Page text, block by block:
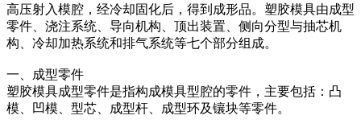
高压射入模腔，经冷却固化后，得到成形品。塑胶模具由成型
零件、浇注系统、导向机构、顶出装置、侧向分型与抽芯机
构、冷却加热系统和排气系统等七个部分组成。
一、成型零件
塑胶模具成型零件是指构成模具型腔的零件，主要包括：凸
模、凹模、型芯、成型杆、成型环及镶块等零件。